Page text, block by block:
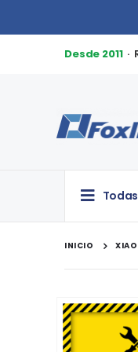
Desde 2011·
INICIO
Saltar
al
final